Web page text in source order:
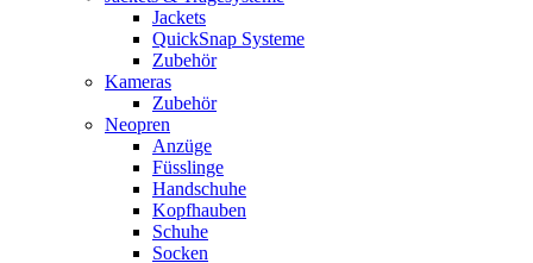
Jackets
QuickSnap Systeme
Zubehör
Kameras
Zubehör
Neopren
Anzüge
Füsslinge
Handschuhe
Kopfhauben
Schuhe
Socken